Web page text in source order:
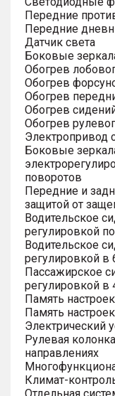
Передние
Передние
Датчик света
Боковые
Обогрев
Обогрев
Обогрев
Обогрев
Обогрев
Электропривод
Боковые
поворотов
Передние и
защитой от
Водительское
регулировкой
Водительское
регулировкой в
Пассажирское
регулировкой в
Память
Память
Электрический
Рулевая
направлениях
Климат-
Отдельная